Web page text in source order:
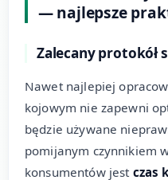
— najlepsze
Zalecany protokół
Nawet najlepiej
kojowym nie zapewni
będzie używane
pomijanym czynnikiem
konsumentów jest czas